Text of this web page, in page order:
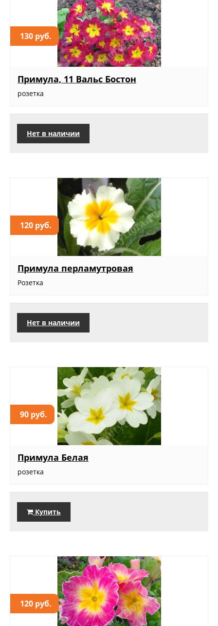
130 руб.
Примула, 11 Вальс Бостон
розетка
Нет в наличии
120 руб.
Примула перламутровая
Розетка
Нет в наличии
90 руб.
Примула Белая
розетка
Купить
120 руб.